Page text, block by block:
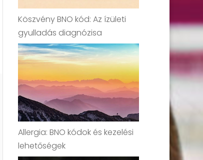
Köszvény BNO kód: Az ízületi
gyulladás diagnózisa
Allergia: BNO kódok és kezelési
lehetőségek